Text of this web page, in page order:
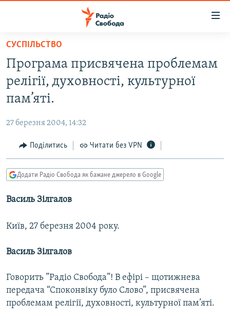
Перейти
основного
матеріалу
Перейти
до
основної
навігації
Перейти
до
пошуку
ВСЕ ЗА ДОБУ
СТАТТІ
ЕКОНОМІКА
СУСПІЛЬСТВО
УКРАЇНА
СВІТ
РОСІЙСЬКА «ФІЛЬТРАЦІЯ»
ДОНБАС.РЕАЛІЇ
ТИ ЯК?
СХЕМИ
КИТАЙ.ВИКЛИКИ
ФОТО
СПЕЦПРОЄКТИ
ПОДКАСТИ
СУСПІЛЬСТВО
Програма присвячена проблемам
релігії, духовності, культурної
пам’яті.
27 березня 2004, 14:32
Поділитись Читати без VPN
Додати Радіо Свобода як бажане джерело в Google
Василь Зілгалов
Київ, 27 березня 2004 року.
Василь Зілгалов
Говорить ”Радіо Свобода”! В ефірі – щотижнева
передача “Споконвіку було Слово”, присвячена
проблемам релігії, духовності, культурної пам’яті.